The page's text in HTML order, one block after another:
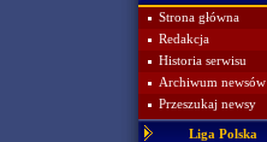
Strona główna
Redakcja
Historia serwisu
Archiwum newsów
Przeszukaj newsy
Liga Polska